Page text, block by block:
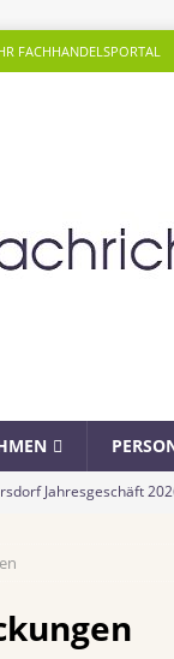
FACHHANDELSPORTAL
Jahresgeschäft
Azubi zur
und Viva con